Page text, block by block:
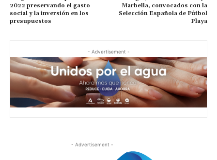
2022 preservando el gasto
social y la inversión en los
presupuestos
Marbella, convocados con la
Selección Española de Fútbol
Playa
- Advertisement -
- Advertisement -